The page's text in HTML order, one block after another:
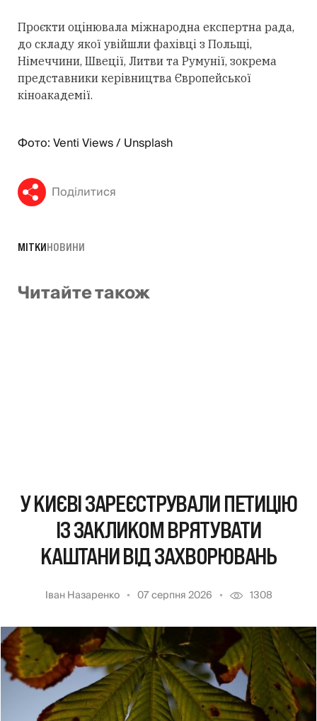
Проєкти оцінювала міжнародна експертна рада,
до складу якої увійшли фахівці з Польщі,
Німеччини, Швеції, Литви та Румунії, зокрема
представники керівництва Європейської
кіноакадемії.
Фото: Venti Views / Unsplash
Поділитися
МІТКИНОВИНИ
Читайте також
У КИЄВІ ЗАРЕЄСТРУВАЛИ ПЕТИЦІЮ
ІЗ ЗАКЛИКОМ ВРЯТУВАТИ
КАШТАНИ ВІД ЗАХВОРЮВАНЬ
Іван Назаренко 07 серпня 2026 1308